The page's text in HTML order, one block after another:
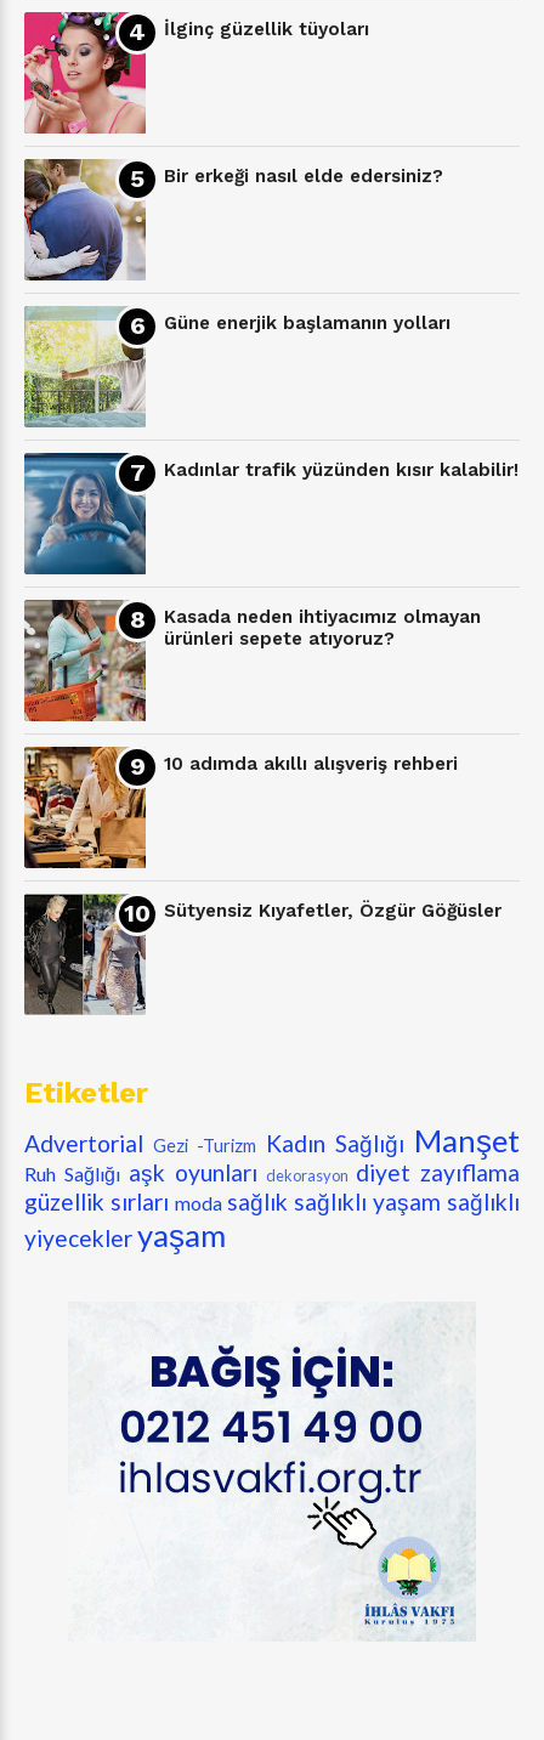
İlginç güzellik tüyoları
Bir erkeği nasıl elde edersiniz?
Güne enerjik başlamanın yolları
Kadınlar trafik yüzünden kısır kalabilir!
Kasada neden ihtiyacımız olmayan
ürünleri sepete atıyoruz?
10 adımda akıllı alışveriş rehberi
Sütyensiz Kıyafetler, Özgür Göğüsler
Etiketler
Advertorial Gezi -Turizm Kadın Sağlığı Manşet
Ruh Sağlığı aşk oyunları dekorasyon diyet zayıflama
güzellik sırları moda sağlık sağlıklı yaşam sağlıklı
yiyecekleryaşam